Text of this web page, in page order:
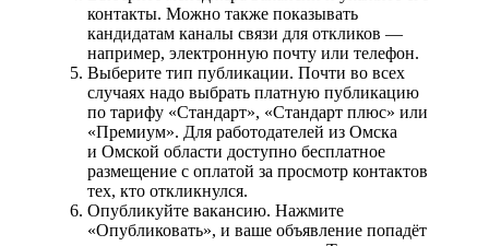
контакты. Можно также показывать
кандидатам каналы связи для откликов —
например, электронную почту или телефон.
Выберите тип публикации. Почти во всех
случаях надо выбрать платную публикацию
по тарифу «Стандарт», «Стандарт плюс» или
«Премиум». Для работодателей из Омска
и Омской области доступно бесплатное
размещение с оплатой за просмотр контактов
тех, кто откликнулся.
Опубликуйте вакансию. Нажмите
«Опубликовать», и ваше объявление попадёт